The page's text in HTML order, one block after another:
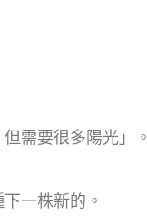
需要很多陽光」。
一株新的。